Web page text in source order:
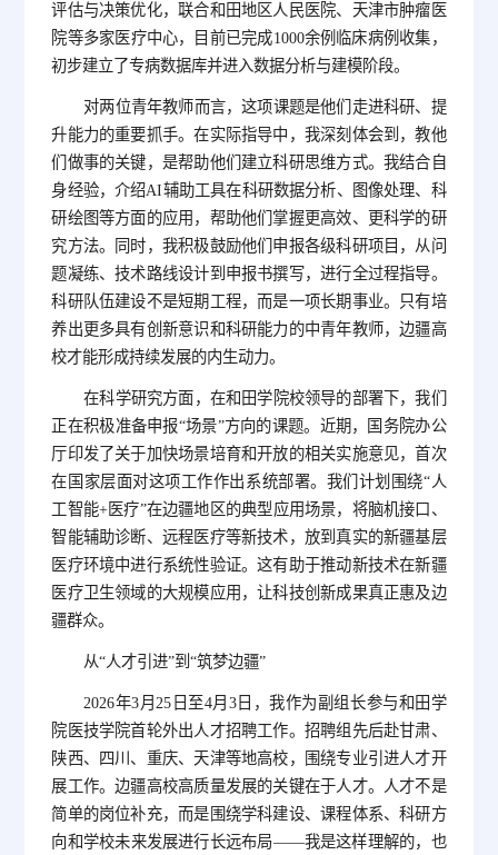
评估与决策优化，联合和田地区人民医院、天津市肿瘤医
院等多家医疗中心，目前已完成1000余例临床病例收集，
初步建立了专病数据库并进入数据分析与建模阶段。
对两位青年教师而言，这项课题是他们走进科研、提
升能力的重要抓手。在实际指导中，我深刻体会到，教他
们做事的关键，是帮助他们建立科研思维方式。我结合自
身经验，介绍AI辅助工具在科研数据分析、图像处理、科
研绘图等方面的应用，帮助他们掌握更高效、更科学的研
究方法。同时，我积极鼓励他们申报各级科研项目，从问
题凝练、技术路线设计到申报书撰写，进行全过程指导。
科研队伍建设不是短期工程，而是一项长期事业。只有培
养出更多具有创新意识和科研能力的中青年教师，边疆高
校才能形成持续发展的内生动力。
在科学研究方面，在和田学院校领导的部署下，我们
正在积极准备申报“场景”方向的课题。近期，国务院办公
厅印发了关于加快场景培育和开放的相关实施意见，首次
在国家层面对这项工作作出系统部署。我们计划围绕“人
工智能+医疗”在边疆地区的典型应用场景，将脑机接口、
智能辅助诊断、远程医疗等新技术，放到真实的新疆基层
医疗环境中进行系统性验证。这有助于推动新技术在新疆
医疗卫生领域的大规模应用，让科技创新成果真正惠及边
疆群众。
从“人才引进”到“筑梦边疆”
2026年3月25日至4月3日，我作为副组长参与和田学
院医技学院首轮外出人才招聘工作。招聘组先后赴甘肃、
陕西、四川、重庆、天津等地高校，围绕专业引进人才开
展工作。边疆高校高质量发展的关键在于人才。人才不是
简单的岗位补充，而是围绕学科建设、课程体系、科研方
向和学校未来发展进行长远布局——我是这样理解的，也